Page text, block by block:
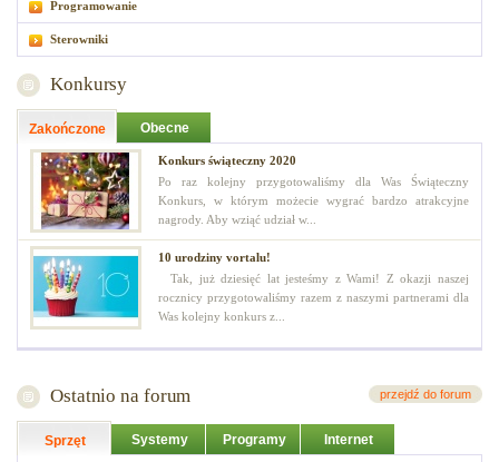
Programowanie
Sterowniki
Konkursy
Zakończone Obecne
Konkurs świąteczny 2020
Po raz kolejny przygotowaliśmy dla Was Świąteczny
Konkurs, w którym możecie wygrać bardzo atrakcyjne
nagrody. Aby wziąć udział w...
10 urodziny vortalu!
Tak, już dziesięć lat jesteśmy z Wami! Z okazji naszej
rocznicy przygotowaliśmy razem z naszymi partnerami dla
Was kolejny konkurs z...
Ostatnio na forum przejdź do forum
Sprzęt Systemy Programy Internet